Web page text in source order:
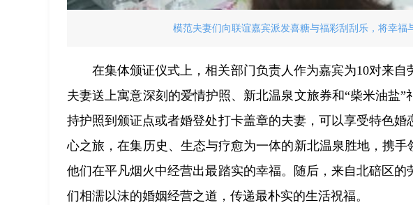
模范夫妻们向联谊嘉宾派发喜糖与福彩刮刮乐，将幸福
在集体颁证仪式上，相关部门负责人作为嘉宾为10对来
夫妻送上寓意深刻的爱情护照、新北温泉文旅券和“柴米油盐
持护照到颁证点或者婚登处打卡盖章的夫妻，可以享受特色
心之旅，在集历史、生态与疗愈为一体的新北温泉胜地，携
他们在平凡烟火中经营出最踏实的幸福。随后，来自北碚区
们相濡以沫的婚姻经营之道，传递最朴实的生活祝福。